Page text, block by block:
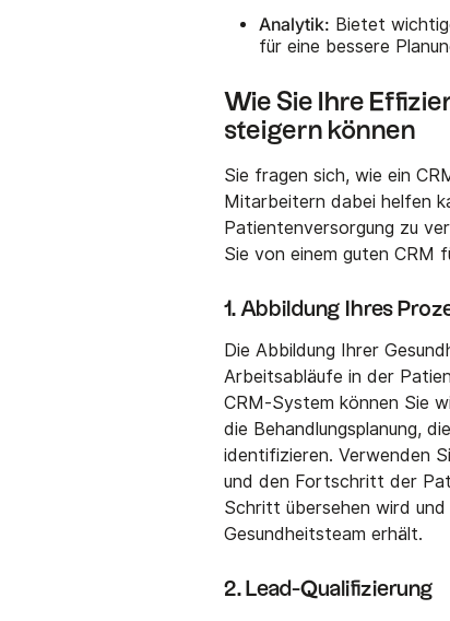
Analytik: Bietet
für eine bessere
Wie Sie Ihre
steigern können
Sie fragen sich, wie ein
Mitarbeitern dabei helfen
Patientenversorgung zu
Sie von einem guten CRM
1. Abbildung Ihres
Die Abbildung Ihrer
Arbeitsabläufe in der
CRM-System können Sie
die Behandlungsplanung,
identifizieren. Verwenden
und den Fortschritt der
Schritt übersehen wird
Gesundheitsteam erhält.
2. Lead-Qualifizierung